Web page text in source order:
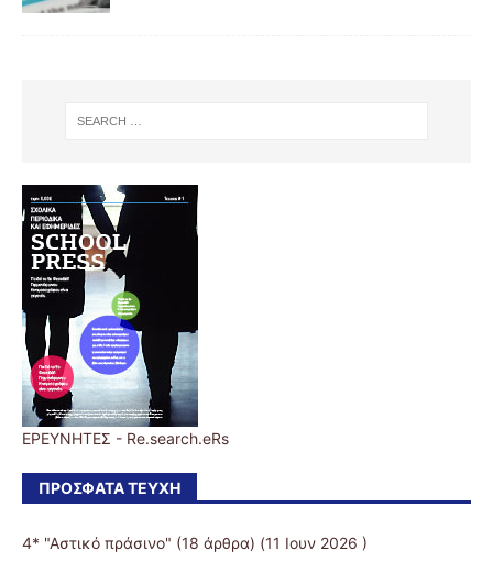
ΕΡΕΥΝΗΤΕΣ - Re.search.eRs
ΠΡΌΣΦΑΤΑ ΤΕΎΧΗ
4* "Αστικό πράσινο" (18 άρθρα) (11 Ιουν 2026 )